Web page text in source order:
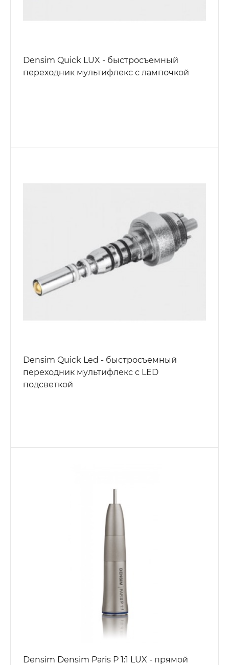
Densim Quick LUX - быстросъемный
переходник мультифлекс с лампочкой
Densim Quick Led - быстросъемный
переходник мультифлекс с LED
подсветкой
Densim Densim Paris P 1:1 LUX - прямой